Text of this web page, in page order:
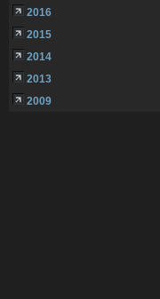
2016
2015
2014
2013
2009